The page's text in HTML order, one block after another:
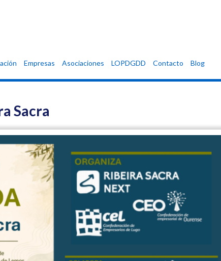
Empresas Asociaciones LOPDGDD Contacto Blog
Sacra